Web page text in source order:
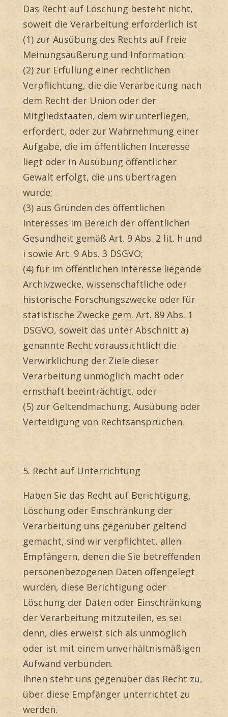
Das Recht auf Löschung besteht nicht,
soweit die Verarbeitung erforderlich ist
(1) zur Ausübung des Rechts auf freie
Meinungsäußerung und Information;
(2) zur Erfüllung einer rechtlichen
Verpflichtung, die die Verarbeitung nach
dem Recht der Union oder der
Mitgliedstaaten, dem wir unterliegen,
erfordert, oder zur Wahrnehmung einer
Aufgabe, die im öffentlichen Interesse
liegt oder in Ausübung öffentlicher
Gewalt erfolgt, die uns übertragen
wurde;
(3) aus Gründen des öffentlichen
Interesses im Bereich der öffentlichen
Gesundheit gemäß Art. 9 Abs. 2 lit. h und
i sowie Art. 9 Abs. 3 DSGVO;
(4) für im öffentlichen Interesse liegende
Archivzwecke, wissenschaftliche oder
historische Forschungszwecke oder für
statistische Zwecke gem. Art. 89 Abs. 1
DSGVO, soweit das unter Abschnitt a)
genannte Recht voraussichtlich die
Verwirklichung der Ziele dieser
Verarbeitung unmöglich macht oder
ernsthaft beeinträchtigt, oder
(5) zur Geltendmachung, Ausübung oder
Verteidigung von Rechtsansprüchen.
5. Recht auf Unterrichtung
Haben Sie das Recht auf Berichtigung,
Löschung oder Einschränkung der
Verarbeitung uns gegenüber geltend
gemacht, sind wir verpflichtet, allen
Empfängern, denen die Sie betreffenden
personenbezogenen Daten offengelegt
wurden, diese Berichtigung oder
Löschung der Daten oder Einschränkung
der Verarbeitung mitzuteilen, es sei
denn, dies erweist sich als unmöglich
oder ist mit einem unverhältnismäßigen
Aufwand verbunden.
Ihnen steht uns gegenüber das Recht zu,
über diese Empfänger unterrichtet zu
werden.